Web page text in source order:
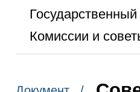
Комиссии и